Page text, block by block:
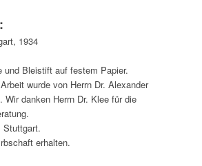
1934
und Bleistift auf festem Papier.
wurde von Herrn Dr. Alexander
Wir danken Herrn Dr. Klee für die
Stuttgart.
erhalten.